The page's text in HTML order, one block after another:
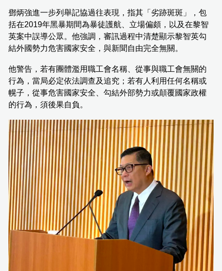
鄧炳強進一步列舉記協過往表現，指其「劣跡斑斑」，包
括在2019年黑暴期間為暴徒護航、立場偏頗，以及在黎智
英案中誤導公眾。他強調，審訊過程中清楚顯示黎智英勾
結外國勢力危害國家安全，與新聞自由完全無關。
他警告，若有團體濫用職工會名稱、從事與職工會無關的
行為，當局必定依法調查及追究；若有人利用任何名稱或
幌子，從事危害國家安全、勾結外部勢力或顛覆國家政權
的行為，須後果自負。